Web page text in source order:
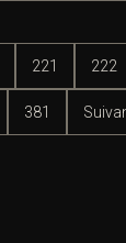
221 222
381